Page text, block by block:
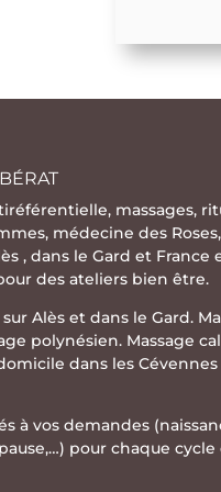
, massages,
, médecine des Roses
, dans le Gard et
des ateliers bien être.
Alès et dans le Gard.
polynésien. Massage
dans les
à vos demandes
pour chaque cycle